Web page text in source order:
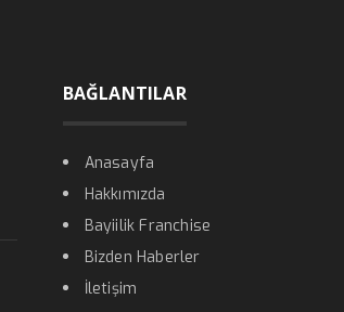
BAĞLANTILAR
Anasayfa
Hakkımızda
Bayiilik Franchise
Bizden Haberler
İletişim